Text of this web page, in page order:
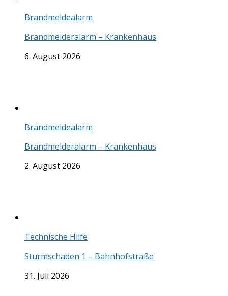
Brandmeldealarm
Brandmelderalarm – Krankenhaus
6. August 2026
Brandmeldealarm
Brandmelderalarm – Krankenhaus
2. August 2026
Technische Hilfe
Sturmschaden 1 – Bahnhofstraße
31. Juli 2026